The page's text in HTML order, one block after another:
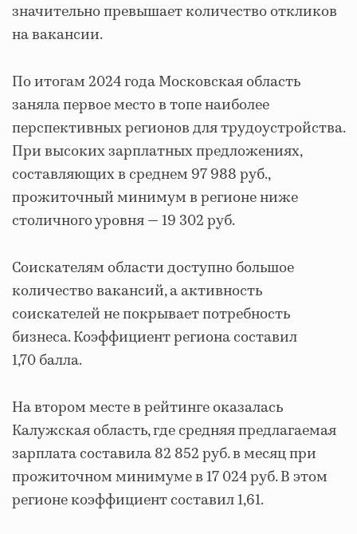
значительно превышает количество откликов
на вакансии.
По итогам 2024 года Московская область
заняла первое место в топе наиболее
перспективных регионов для трудоустройства.
При высоких зарплатных предложениях,
составляющих в среднем 97 988 руб.,
прожиточный минимум в регионе ниже
столичного уровня — 19 302 руб.
Соискателям области доступно большое
количество вакансий, а активность
соискателей не покрывает потребность
бизнеса. Коэффициент региона составил
1,70 балла.
На втором месте в рейтинге оказалась
Калужская область, где средняя предлагаемая
зарплата составила 82 852 руб. в месяц при
прожиточном минимуме в 17 024 руб. В этом
регионе коэффициент составил 1,61.